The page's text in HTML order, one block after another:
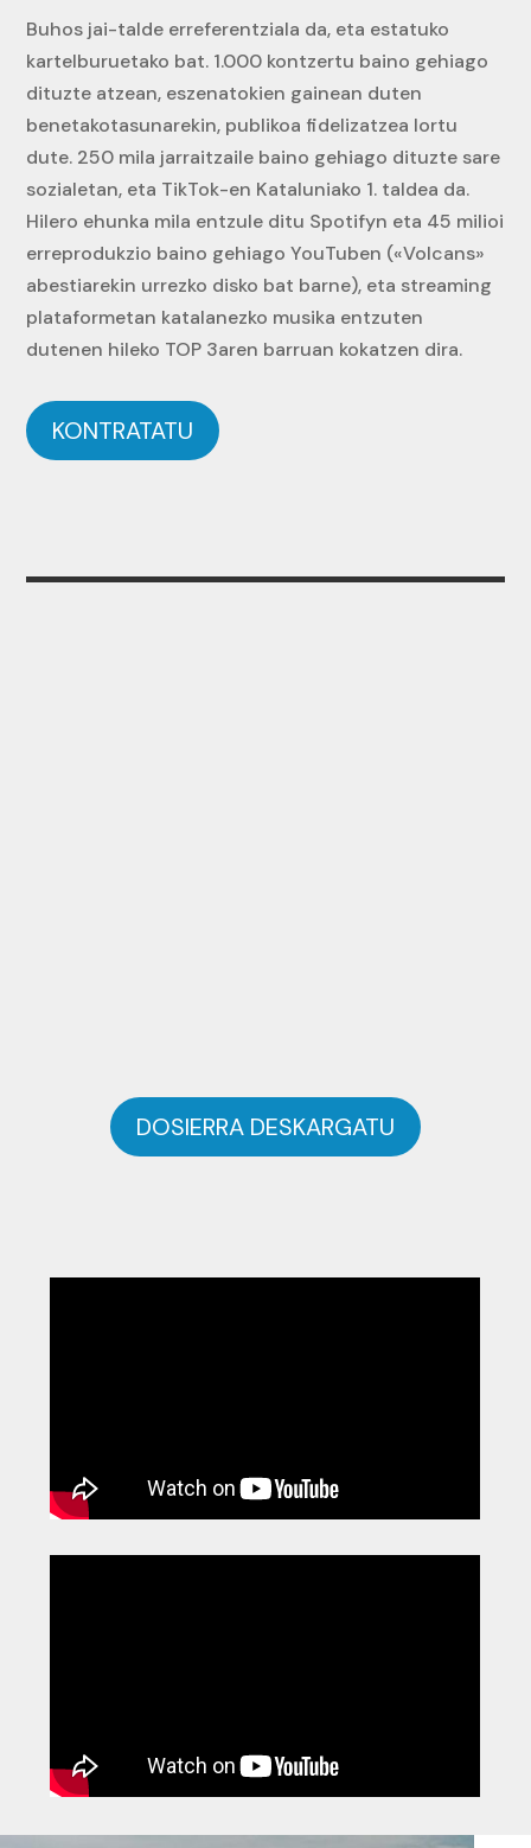
Buhos jai-talde erreferentziala da, eta estatuko
kartelburuetako bat. 1.000 kontzertu baino gehiago
dituzte atzean, eszenatokien gainean duten
benetakotasunarekin, publikoa fidelizatzea lortu
dute. 250 mila jarraitzaile baino gehiago dituzte sare
sozialetan, eta TikTok-en Kataluniako 1. taldea da.
Hilero ehunka mila entzule ditu Spotifyn eta 45 milioi
erreprodukzio baino gehiago YouTuben («Volcans»
abestiarekin urrezko disko bat barne), eta streaming
plataformetan katalanezko musika entzuten
dutenen hileko TOP 3aren barruan kokatzen dira.
KONTRATATU
DOSIERRA DESKARGATU